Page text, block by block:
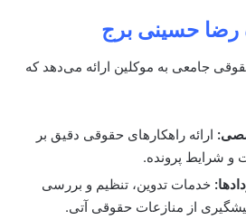
رضا حسینی برج
جامعی به موکلین ارائه می‌دهد که
ارائه راهکارهای حقوقی دقیق بر
و شرایط پرونده.
خدمات تدوین، تنظیم و بررسی
از منازعات حقوقی آتی.